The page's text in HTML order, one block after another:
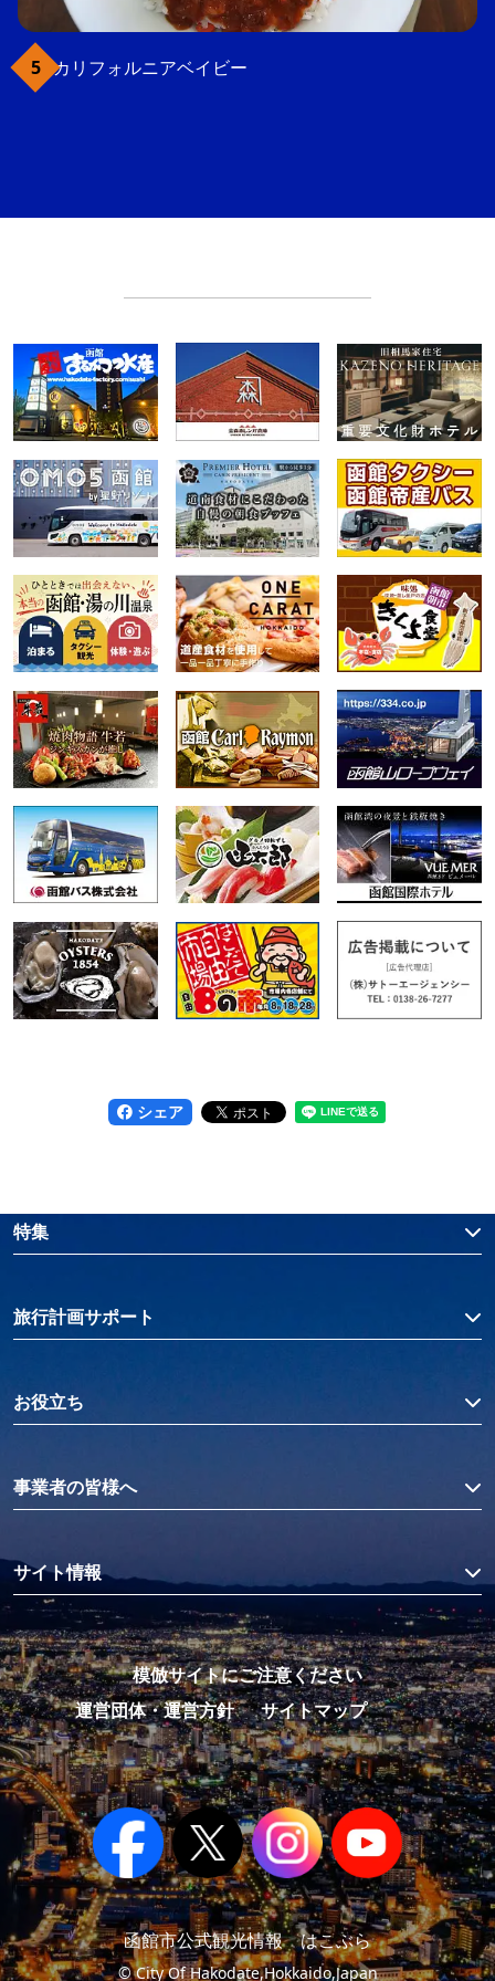
カリフォルニアベイビー
シェア
特集
旅行計画サポート
お役立ち
事業者の皆様へ
サイト情報
模倣サイトにご注意ください
運営団体・運営方針
サイトマップ
函館市公式観光情報 はこぶら
© City Of Hakodate,Hokkaido,Japan